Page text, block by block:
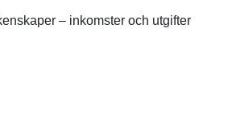
– inkomster och utgifter